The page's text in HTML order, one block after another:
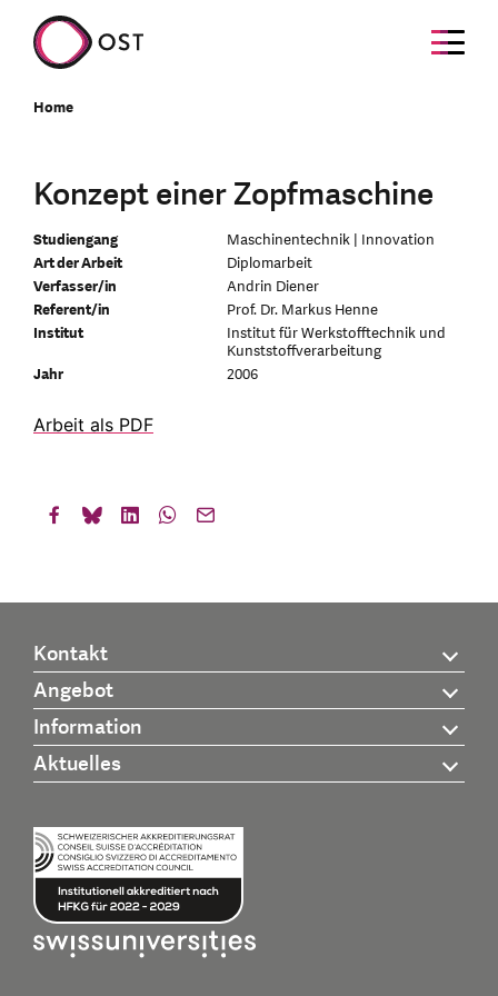
Home
Konzept einer Zopfmaschine
Studiengang
Maschinentechnik | Innovation
Art der Arbeit
Diplomarbeit
Verfasser/in
Andrin Diener
Referent/in
Prof. Dr. Markus Henne
Institut
Institut für Werkstofftechnik und
Kunststoffverarbeitung
Jahr
2006
Arbeit als PDF
Kontakt
Angebot
Information
Aktuelles